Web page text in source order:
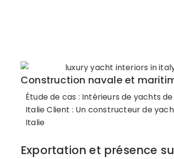
Construction navale et
Étude de cas : Intérieurs de yachts
Italie Client : Un constructeur de
Italie
Exportation et présence